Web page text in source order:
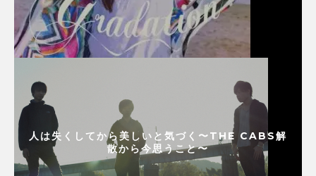
人は失くしてから美しいと気づく〜THE CABS解
散から今思うこと〜